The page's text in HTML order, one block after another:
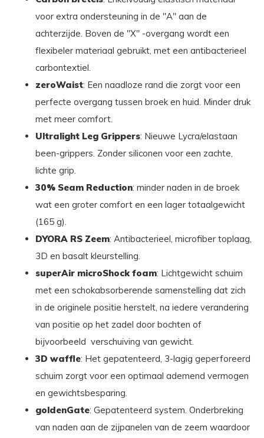
voor extra ondersteuning in de "A" aan de
achterzijde. Boven de "X" -overgang wordt een
flexibeler materiaal gebruikt, met een antibacterieel
carbontextiel.
zeroWaist: Een naadloze rand die zorgt voor een
perfecte overgang tussen broek en huid. Minder druk
met meer comfort.
Ultralight Leg Grippers: Nieuwe Lycra/elastaan
been-grippers. Zonder siliconen voor een zachte,
lichte grip.
30% Seam Reduction: minder naden in de broek
wat een groter comfort en een lager totaalgewicht
(165 g).
DYORA RS Zeem: Antibacterieel, microfiber toplaag,
3D en basalt kleurstelling.
superAir microShock foam: Lichtgewicht schuim
met een schokabsorberende samenstelling dat zich
in de originele positie herstelt, na iedere verandering
van positie op het zadel door bochten of
bijvoorbeeld verschuiving van gewicht.
3D waffle: Het gepatenteerd, 3-lagig geperforeerd
schuim zorgt voor een optimaal ademend vermogen
en gewichtsbesparing.
goldenGate: Gepatenteerd system. Onderbreking
van naden aan de zijpanelen van de zeem waardoor